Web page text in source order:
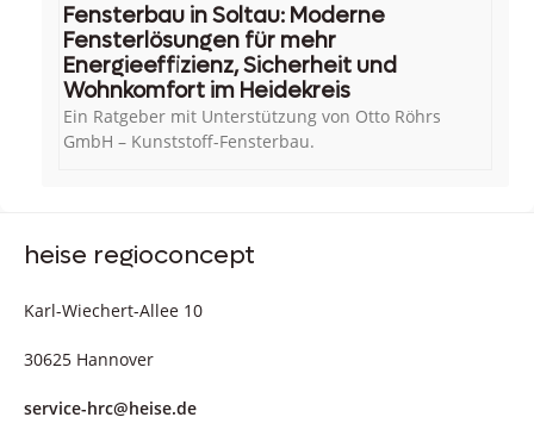
Fensterbau in Soltau: Moderne
Fensterlösungen für mehr
Energieeffizienz, Sicherheit und
Wohnkomfort im Heidekreis
Ein Ratgeber mit Unterstützung von Otto Röhrs
GmbH – Kunststoff-Fensterbau.
heise regioconcept
Karl-Wiechert-Allee 10
30625 Hannover
service-hrc@heise.de